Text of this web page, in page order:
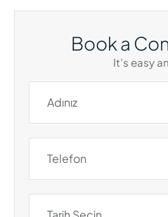
Book a
It’s easy